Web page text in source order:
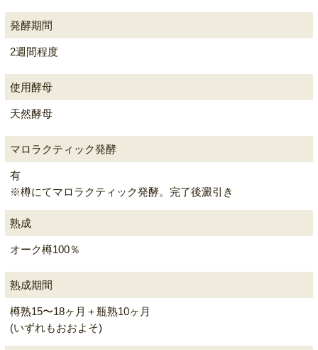
発酵期間
2週間程度
使用酵母
天然酵母
マロラクティック発酵
有
※樽にてマロラクティック発酵。完了後澱引き
熟成
オーク樽100％
熟成期間
樽熟15〜18ヶ月＋瓶熟10ヶ月
(いずれもおおよそ)